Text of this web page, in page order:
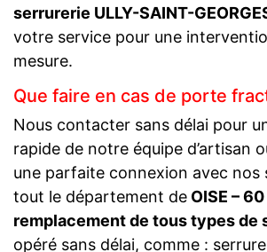
serrurerie ULLY-SAINT-
votre service pour une
mesure.
Que faire en cas de porte
Nous contacter sans délai pour
rapide de notre équipe d’artisan
une parfaite connexion avec nos
tout le département de OISE – 60
remplacement de tous types de
opéré sans délai, comme : serrure